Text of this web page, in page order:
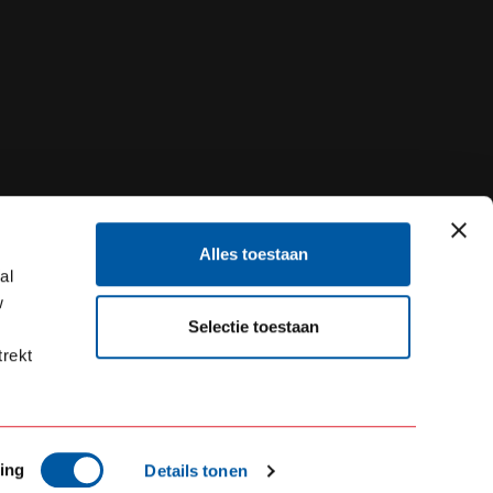
Details tonen
Alles toestaan
Selectie toestaan